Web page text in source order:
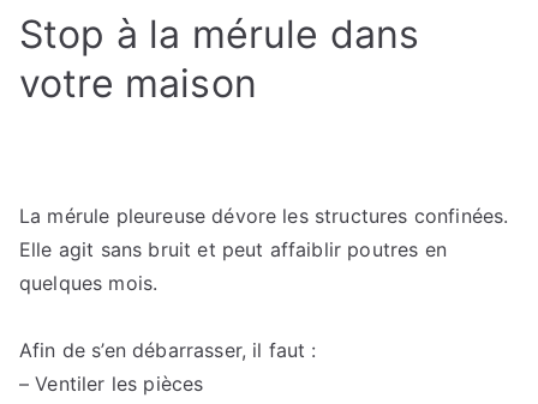
Stop à la mérule dans
votre maison
La mérule pleureuse dévore les structures confinées.
Elle agit sans bruit et peut affaiblir poutres en
quelques mois.
Afin de s’en débarrasser, il faut :
– Ventiler les pièces